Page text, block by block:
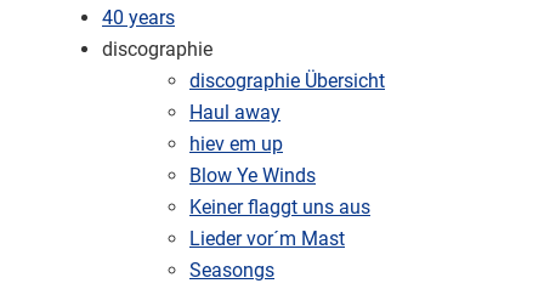
40 years
discographie
discographie Übersicht
Haul away
hiev em up
Blow Ye Winds
Keiner flaggt uns aus
Lieder vor´m Mast
Seasongs